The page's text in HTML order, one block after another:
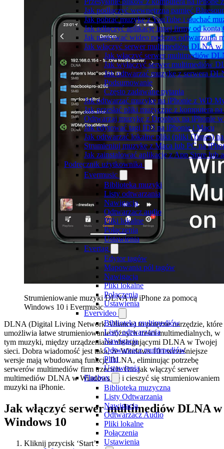
Jak podłączyć wewnętrzną pamięć
Jak pobrać muzykę z YouTube i słuchać
Jak odłączyć aplikację innej firmy od konta
Jak nagrywać wideo podczas odtwarzania
Jak włączyć serwer multimediów DLNA
Jak włączyć serwer multimediów
Jak wyłączyć serwer multimediów
Jak odtwarzać muzykę z serwera
Podsumowanie
Często zadawane pytania
Jak odtwarzać muzykę na iPhonie z WD
Jak przesłać pliki muzyczne z komputera
Odtwarzaj muzykę z Dropbox na iPhonie
Jak edytować tagi ID3 na iPhonie i Macu
Jak odtwarzać lokalne pliki (pliki iTunes)
Strumieniuj muzykę z Maca lub PC na
Jak zainstalować aplikację z App Store
Podręcznik użytkownika
Evermusic
Biblioteka muzyki
Listy odtwarzania
Nawigacja
Odtwarzacz audio
Pliki lokalne
Połączenia
Ustawienia
Evertag
Edytor tagów
Mapowania pól tagów
Nawigacja
Pliki lokalne
Połączenia
Ustawienia
Evervideo
Biblioteka multimediów
Listy odtwarzania
Nawigacja
Odtwarzacz multimediów
Pliki
Ustawienia
Flacbox
Biblioteka muzyczna
Listy Odtwarzania
Nawigacja
Odtwarzacz Audio
Pliki lokalne
Połączenia
Ustawienia
Strumieniowanie muzyki DLNA na iPhone za pomocą
Windows 10 i Evermusic
DLNA (Digital Living Network Alliance) to potężne narzędzie, które
umożliwia łatwe strumieniowanie różnych treści multimedialnych, w
tym muzyki, między urządzeniami obsługującymi DLNA w Twojej
sieci. Dobra wiadomość jest taka, że Windows 10 i wcześniejsze
wersje mają wbudowaną funkcję DLNA, eliminując potrzebę
serwerów multimediów firm trzecich. Oto jak włączyć serwer
multimediów DLNA w Windows 10 i cieszyć się strumieniowaniem
muzyki na iPhonie.
Jak włączyć serwer multimediów DLNA w
Windows 10
Kliknij przycisk ‘Start’.